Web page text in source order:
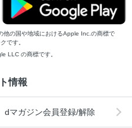
の国や地域におけるApple Inc.の商標で
です。
LLC の商標です。
情報
dマガジン会員登録/解除